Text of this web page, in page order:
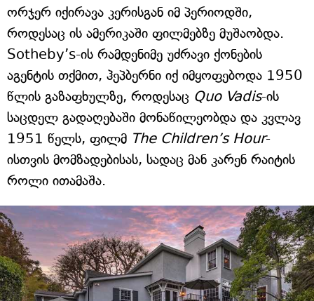
ორჯერ იქირავა კერისგან იმ პერიოდში,
როდესაც ის ამერიკაში ფილმებზე მუშაობდა.
Sotheby’s-ის რამდენიმე უძრავი ქონების
აგენტის თქმით, ჰეპბერნი იქ იმყოფებოდა 1950
წლის გაზაფხულზე, როდესაც Quo Vadis-ის
საცდელ გადაღებაში მონაწილეობდა და კვლავ
1951 წელს, ფილმ The Children’s Hour-
ისთვის მომზადებისას, სადაც მან კარენ რაიტის
როლი ითამაშა.